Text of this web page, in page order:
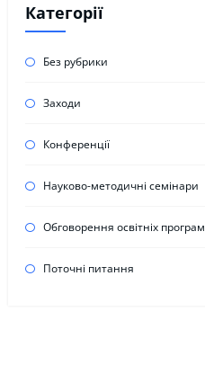
Категорії
Без рубрики
Заходи
Конференції
Науково-методичні семінари
Обговорення освітніх програм
Поточні питання